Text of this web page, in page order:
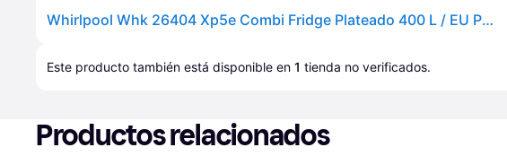
Whirlpool Whk 26404 Xp5e Combi Fridge Plateado 400 L / EU Plug 220V
Este producto también está disponible en 1 tienda no verificados.
Productos relacionados